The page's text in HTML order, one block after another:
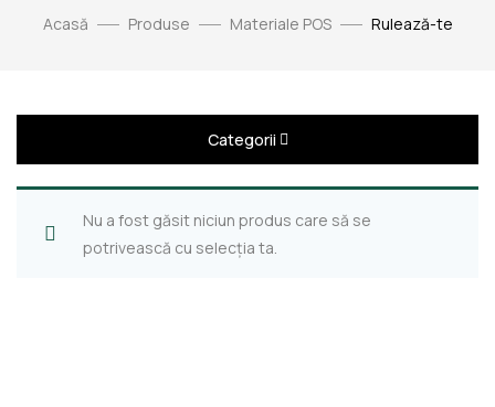
Acasă Produse Materiale POS Rulează-te
Categorii
Nu a fost găsit niciun produs care să se
potrivească cu selecția ta.